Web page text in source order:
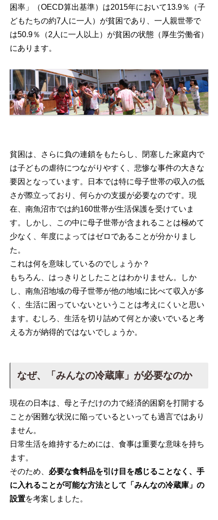
困率」（OECD算出基準）は2015年において13.9％（子
どもたちの約7人に一人）が貧困であり、一人親世帯で
は50.9％（2人に一人以上）が貧困の状態（厚生労働省）
にあります。
貧困は、さらに負の連鎖をもたらし、閉塞した家庭内で
は子どもの虐待につながりやすく、悲惨な事件の大きな
要因となっています。日本では特に母子世帯の収入の低
さが際立っており、何らかの支援が必要なのです。現
在、南魚沼市では約160世帯が生活保護を受けていま
す。しかし、この中に母子世帯が含まれることは極めて
少なく、年度によってはゼロであることが分かりまし
た。
これは何を意味しているのでしょうか？
もちろん、はっきりとしたことはわかりません。しか
し、南魚沼地域の母子世帯が他の地域に比べて収入が多
く、生活に困っていないということは考えにくいと思い
ます。むしろ、生活を切り詰めて何とか凌いでいると考
える方が納得的ではないでしょうか。
なぜ、「みんなの冷蔵庫」が必要なのか
現在の日本は、母と子だけの力で経済的困窮を打開する
ことが困難な状況に陥っているといっても過言ではあり
ません。
日常生活を維持するためには、食事は重要な意味を持ち
ます。
そのため、 必要な食料品を引け目を感じることなく、手
に入れることが可能な方法として「みんなの冷蔵庫」の
設置を考案しました。